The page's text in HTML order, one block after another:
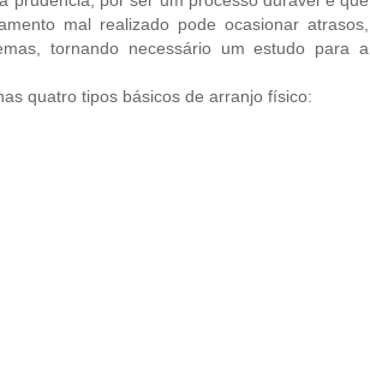
mal realizado pode ocasionar atrasos,
tornando necessário um estudo para a
quatro tipos básicos de arranjo físico: